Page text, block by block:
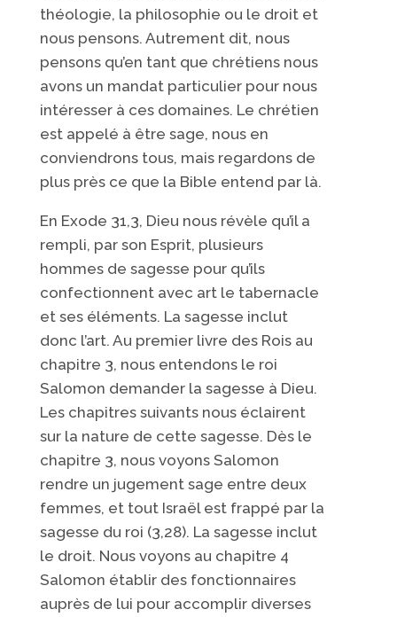
théologie, la philosophie ou le droit et
nous pensons. Autrement dit, nous
pensons qu’en tant que chrétiens nous
avons un mandat particulier pour nous
intéresser à ces domaines. Le chrétien
est appelé à être sage, nous en
conviendrons tous, mais regardons de
plus près ce que la Bible entend par là.
En Exode 31,3, Dieu nous révèle qu’il a
rempli, par son Esprit, plusieurs
hommes de sagesse pour qu’ils
confectionnent avec art le tabernacle
et ses éléments. La sagesse inclut
donc l’art. Au premier livre des Rois au
chapitre 3, nous entendons le roi
Salomon demander la sagesse à Dieu.
Les chapitres suivants nous éclairent
sur la nature de cette sagesse. Dès le
chapitre 3, nous voyons Salomon
rendre un jugement sage entre deux
femmes, et tout Israël est frappé par la
sagesse du roi (3,28). La sagesse inclut
le droit. Nous voyons au chapitre 4
Salomon établir des fonctionnaires
auprès de lui pour accomplir diverses